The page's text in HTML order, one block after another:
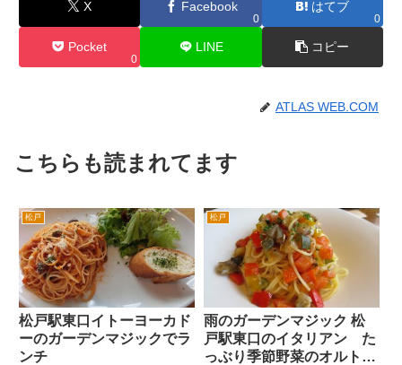
X Facebook
0
はてブ
0
Pocket
0
LINE コピー
ATLAS WEB.COM
こちらも読まれてます
松戸
松戸駅東口イトーヨーカド
ーのガーデンマジックでラ
ンチ
松戸
雨のガーデンマジック 松
戸駅東口のイタリアン た
っぶり季節野菜のオルトラ